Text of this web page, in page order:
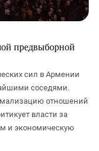
предвыборной
сил в Армении
соседями.
отношений
власти за
и экономическую